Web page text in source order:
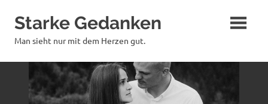
Inhalt
springen
Starke Gedanken
Man sieht nur mit dem Herzen gut.